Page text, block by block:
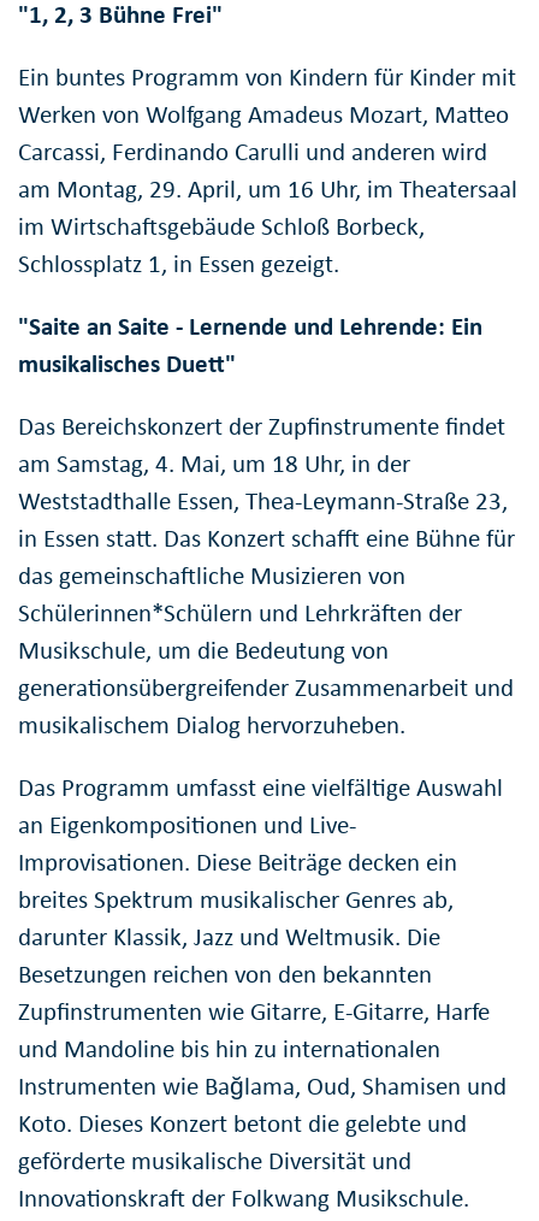
"1, 2, 3 Bühne Frei"
Ein buntes Programm von Kindern für Kinder mit
Werken von Wolfgang Amadeus Mozart, Matteo
Carcassi, Ferdinando Carulli und anderen wird
am Montag, 29. April, um 16 Uhr, im Theatersaal
im Wirtschaftsgebäude Schloß Borbeck,
Schlossplatz 1, in Essen gezeigt.
"Saite an Saite - Lernende und Lehrende: Ein
musikalisches Duett"
Das Bereichskonzert der Zupfinstrumente findet
am Samstag, 4. Mai, um 18 Uhr, in der
Weststadthalle Essen, Thea-Leymann-Straße 23,
in Essen statt. Das Konzert schafft eine Bühne für
das gemeinschaftliche Musizieren von
Schülerinnen*Schülern und Lehrkräften der
Musikschule, um die Bedeutung von
generationsübergreifender Zusammenarbeit und
musikalischem Dialog hervorzuheben.
Das Programm umfasst eine vielfältige Auswahl
an Eigenkompositionen und Live-
Improvisationen. Diese Beiträge decken ein
breites Spektrum musikalischer Genres ab,
darunter Klassik, Jazz und Weltmusik. Die
Besetzungen reichen von den bekannten
Zupfinstrumenten wie Gitarre, E-Gitarre, Harfe
und Mandoline bis hin zu internationalen
Instrumenten wie Bağlama, Oud, Shamisen und
Koto. Dieses Konzert betont die gelebte und
geförderte musikalische Diversität und
Innovationskraft der Folkwang Musikschule.